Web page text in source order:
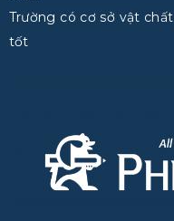
Trường có cơ sở vật chất
tốt